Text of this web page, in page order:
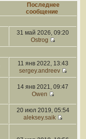
Последнее
сообщение
31 май 2026, 09:20
Ostrog
11 янв 2022, 13:43
sergey.andreev
14 янв 2021, 09:47
Owen
20 июл 2019, 05:54
aleksey.saik